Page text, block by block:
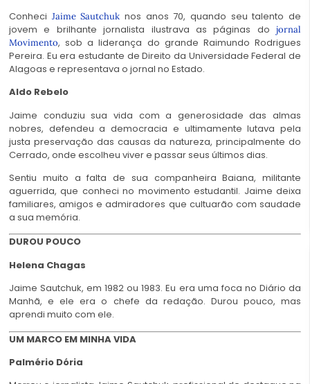
Conheci Jaime Sautchuk nos anos 70, quando seu talento de
jovem e brilhante jornalista ilustrava as páginas do jornal
Movimento, sob a liderança do grande Raimundo Rodrigues
Pereira. Eu era estudante de Direito da Universidade Federal de
Alagoas e representava o jornal no Estado.
Aldo Rebelo
Jaime conduziu sua vida com a generosidade das almas
nobres, defendeu a democracia e ultimamente lutava pela
justa preservação das causas da natureza, principalmente do
Cerrado, onde escolheu viver e passar seus últimos dias.
Sentiu muito a falta de sua companheira Baiana, militante
aguerrida, que conheci no movimento estudantil. Jaime deixa
familiares, amigos e admiradores que cultuarão com saudade
a sua memória.
DUROU POUCO
Helena Chagas
Jaime Sautchuk, em 1982 ou 1983. Eu era uma foca no Diário da
Manhã, e ele era o chefe da redação. Durou pouco, mas
aprendi muito com ele.
UM MARCO EM MINHA VIDA
Palmério Dória